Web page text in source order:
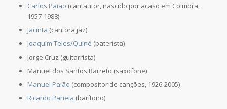
Carlos Paião (cantautor, nascido por acaso em Coimbra,
1957-1988)
Jacinta (cantora jaz)
Joaquim Teles/Quiné (baterista)
Jorge Cruz (guitarrista)
Manuel dos Santos Barreto (saxofone)
Manuel Paião (compositor de canções, 1926-2005)
Ricardo Panela (barítono)